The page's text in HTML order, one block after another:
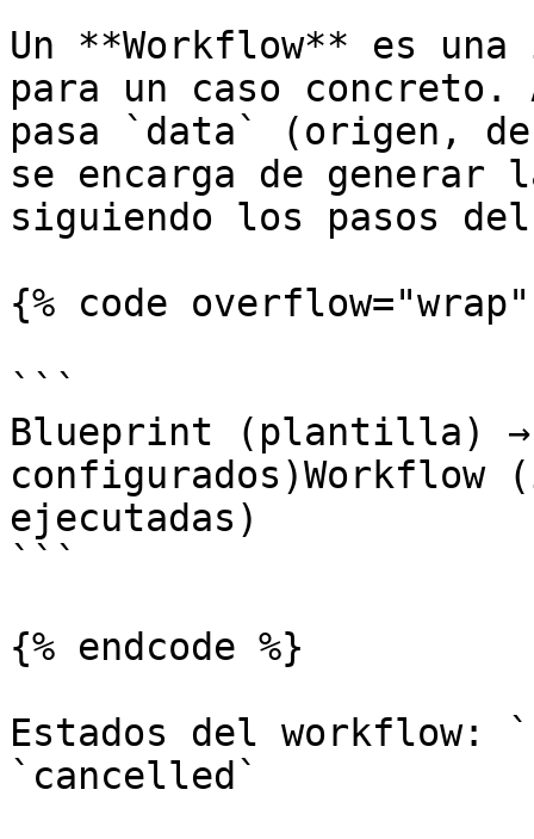
Un **Workflow** es
para un caso
pasa `data` (origen,
se encarga de generar
siguiendo los pasos
{% code
```
Blueprint (plantilla) →
ejecutadas)
```
{% endcode %}
Estados del workflow:
`cancelled`